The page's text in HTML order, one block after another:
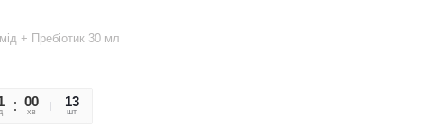
+ Пребіотик 30 мл
00
хв
47
сек
13
шт